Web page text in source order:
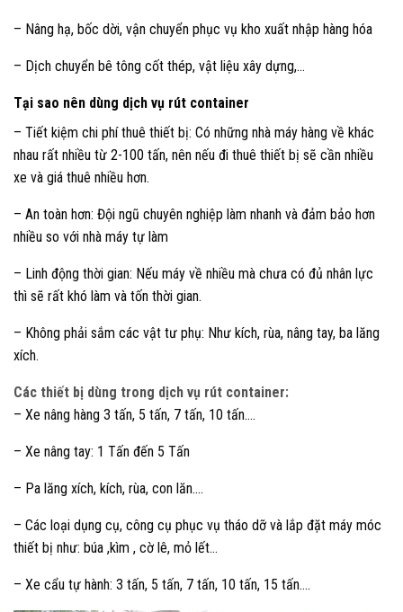
– Nâng hạ, bốc dời, vận chuyển phục vụ kho xuất nhập hàng hóa
– Dịch chuyển bê tông cốt thép, vật liệu xây dựng,…
Tại sao nên dùng dịch vụ rút container
– Tiết kiệm chi phí thuê thiết bị: Có những nhà máy hàng về khác
nhau rất nhiều từ 2-100 tấn, nên nếu đi thuê thiết bị sẽ cần nhiều
xe và giá thuê nhiều hơn.
– An toàn hơn: Đội ngũ chuyên nghiệp làm nhanh và đảm bảo hơn
nhiều so với nhà máy tự làm
– Linh động thời gian: Nếu máy về nhiều mà chưa có đủ nhân lực
thì sẽ rất khó làm và tốn thời gian.
– Không phải sắm các vật tư phụ: Như kích, rùa, nâng tay, ba lăng
xích.
Các thiết bị dùng trong dịch vụ rút container:
– Xe nâng hàng 3 tấn, 5 tấn, 7 tấn, 10 tấn….
– Xe nâng tay: 1 Tấn đến 5 Tấn
– Pa lăng xích, kích, rùa, con lăn….
– Các loại dụng cụ, công cụ phục vụ tháo dỡ và lắp đặt máy móc
thiết bị như: búa ,kìm , cờ lê, mỏ lết…
– Xe cẩu tự hành: 3 tấn, 5 tấn, 7 tấn, 10 tấn, 15 tấn….